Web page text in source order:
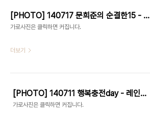
[PHOTO] 140717 문희준의 순결한15 - 레인보우(지숙 현영) by 1st Holic
가로사진은 클릭하면 커집니다.
더보기
[PHOTO] 140711 행복충전day - 레인보우 part.2 by 1st Holic
가로사진은 클릭하면 커집니다.